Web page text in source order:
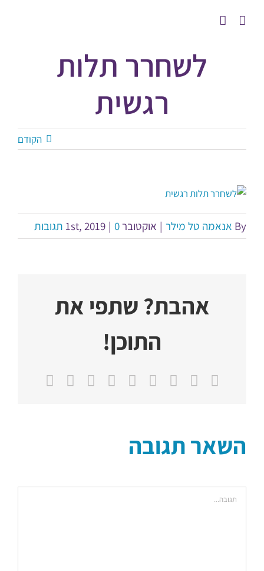
לתוכן
לשחרר תלות
רגשית
הקודם
By אנאמה טל מילר | אוקטובר 1st, 2019 | 0 תגובות
אהבת? שתפי את
התוכן!
Facebook
Reddit
LinkedIn
WhatsApp
Tumblr
Pinterest
Vk
השאר תגובה